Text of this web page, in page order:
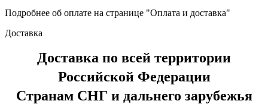
Подробнее об оплате на странице "Оплата и доставка"
Доставка
Доставка по всей территории
Российской Федерации
Странам СНГ и дальнего зарубежья